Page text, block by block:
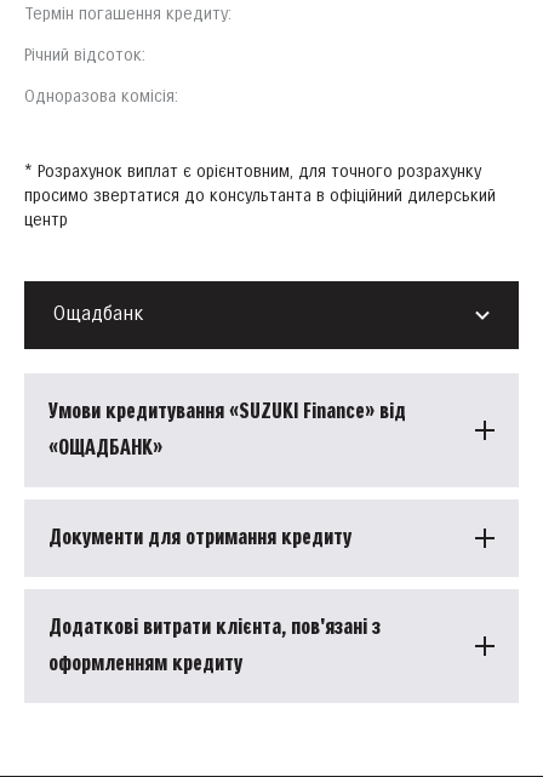
Термін погашення кредиту:
Річний відсоток:
Одноразова комісія:
* Розрахунок виплат є орієнтовним, для точного розрахунку
просимо звертатися до консультанта в офіційний дилерський
центр
Ощадбанк
Умови кредитування «SUZUKI Finance» від
«ОЩАДБАНК»
Документи для отримання кредиту
Додаткові витрати клієнта, пов'язані з
оформленням кредиту